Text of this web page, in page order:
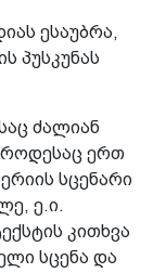
ესაუბრა,
პუსკუნას
ძალიან
ერთ
სცენარი
ე.ი.
კითხვა
სცენა და